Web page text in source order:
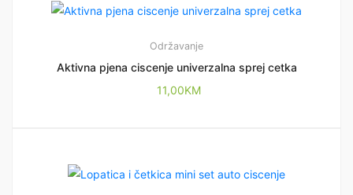
Održavanje
Aktivna pjena ciscenje univerzalna sprej cetka
11,00KM